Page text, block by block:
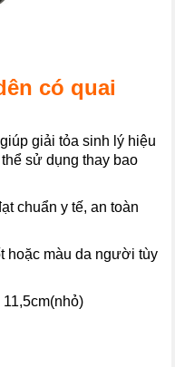
có quai
giải tỏa sinh lý hiệu
sử dụng thay bao
chuẩn y tế, an toàn
hoặc màu da người tùy